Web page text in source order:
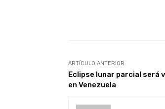
ARTÍCULO ANTERIOR
Eclipse lunar parcial será
en Venezuela